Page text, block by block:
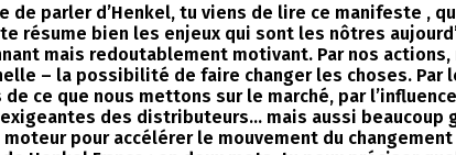
de parler d’Henkel, tu viens de lire ce manifeste ,
résume bien les enjeux qui sont les nôtres
mais redoutablement motivant. Par nos
– la possibilité de faire changer les choses.
ce que nous mettons sur le marché, par
des distributeurs… mais aussi
pour accélérer le mouvement du